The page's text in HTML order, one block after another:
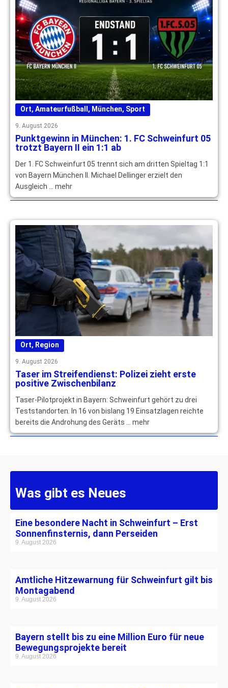
Ort, Amateurfußball , München, Sport
9. August 2026
Punktgewinn in München: 1. FC Schweinfurt 05
trotzt Bayern II ein 1:1 ab
Der 1. FC Schweinfurt 05 trennt sich am dritten Spieltag 1:1
von Bayern München II. Michael Dellinger erzielt den
Ausgleich … mehr
Ort, Region
9. August 2026
Taser im Streifendienst: Polizei zieht erste
positive Zwischenbilanz
Taser-Pilotprojekt in Bayern: Schweinfurt gehört zu drei
Teststandorten. In 16 von bislang 19 Einsatzlagen reichte
bereits die Androhung des Geräts … mehr
Was gibt es Neues
Eine besondere Nacht in Schweinfurt – Erst
Sonnenfinsternis, dann Perseiden
9. August 2026
Amtliche Hitzewarnung für Schweinfurt gilt bis
Montagabend
9. August 2026
Bayern stellt bis zu eine Million Euro für neue
Bewegungsprojekte bereit
9. August 2026